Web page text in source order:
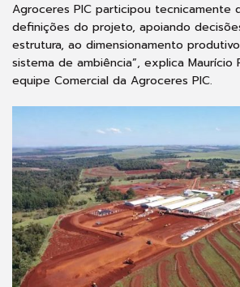
Agroceres PIC participou tecnicamente
definições do projeto, apoiando
estrutura, ao dimensionamento
sistema de ambiência”, explica Maurício
equipe Comercial da Agroceres PIC.